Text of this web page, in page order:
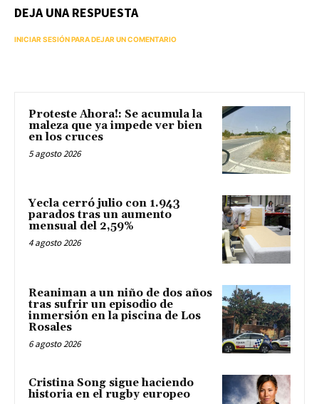
DEJA UNA RESPUESTA
INICIAR SESIÓN PARA DEJAR UN COMENTARIO
Proteste Ahora!: Se acumula la
maleza que ya impede ver bien
en los cruces
5 agosto 2026
Yecla cerró julio con 1.943
parados tras un aumento
mensual del 2,59%
4 agosto 2026
Reaniman a un niño de dos años
tras sufrir un episodio de
inmersión en la piscina de Los
Rosales
6 agosto 2026
Cristina Song sigue haciendo
historia en el rugby europeo